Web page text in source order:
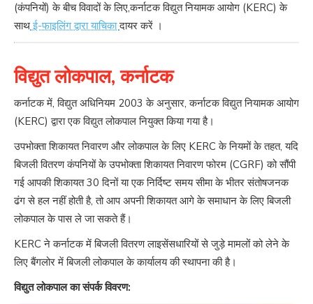
(कंपनियों) के बीच विवादों के लिए,कर्नाटक विद्युत नियामक आयोग (KERC) के
साथई-फाइलिंग द्वारा याचिकादायर करें ।
विद्युत लोकपाल, कर्नाटक
कर्नाटक में, विद्युत अधिनियम 2003 के अनुसार, कर्नाटक विद्युत नियामक आयोग
(KERC) द्वारा एक विद्युत लोकपाल नियुक्त किया गया है।
उपभोक्ता शिकायत निवारण और लोकपाल के लिए KERC के नियमों के तहत, यदि
बिजली वितरण कंपनियों के उपभोक्ता शिकायत निवारण फोरम (CGRF) को सौंपी
गई आपकी शिकायत 30 दिनों या एक निर्दिष्ट समय सीमा के भीतर संतोषजनक
ढंग से हल नहीं होती है, तो आप अपनी शिकायत आगे के समाधान के लिए बिजली
लोकपाल के पास ले जा सकते हैं।
KERC ने कर्नाटक में बिजली वितरण लाइसेंसधारियों से जुड़े मामलों को लेने के
लिए बैंगलोर में बिजली लोकपाल के कार्यालय की स्थापना की है।
विद्युत लोकपाल का संपर्क विवरण: